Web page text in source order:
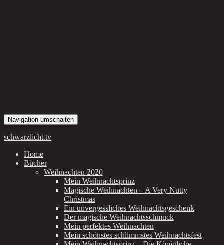
Navigation umschalten
schwarzlicht.tv
Home
Bücher
Weihnachten 2020
Mein Weihnachtsprinz
Magische Weihnachten – A Very Nutty
Christmas
Ein unvergessliches Weihnachtsgeschenk
Der magische Weihnachtsschmuck
Mein perfektes Weihnachten
Mein schönstes schlimmstes Weihnachtsfest